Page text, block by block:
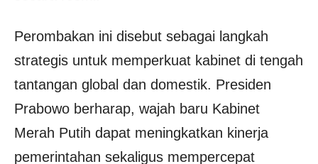
Perombakan ini disebut sebagai langkah
strategis untuk memperkuat kabinet di tengah
tantangan global dan domestik. Presiden
Prabowo berharap, wajah baru Kabinet
Merah Putih dapat meningkatkan kinerja
pemerintahan sekaligus mempercepat